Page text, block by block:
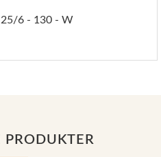
25/6 - 130 - W
PRODUKTER